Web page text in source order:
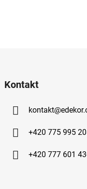
Kontakt
kontakt@
+420 775 995
+420 777 601